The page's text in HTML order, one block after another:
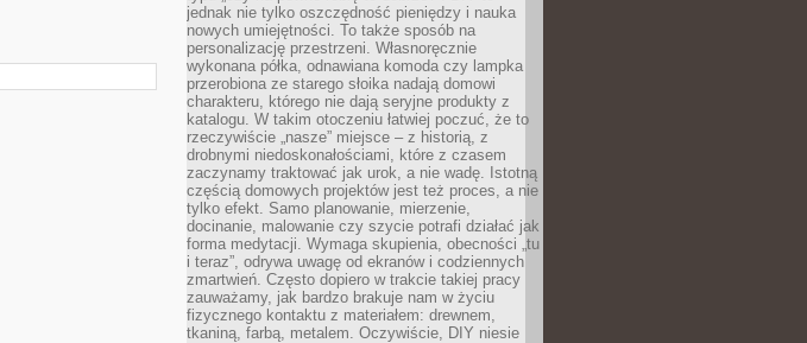
jednak nie tylko oszczędność pieniędzy i nauka
nowych umiejętności. To także sposób na
personalizację przestrzeni. Własnoręcznie
wykonana półka, odnawiana komoda czy lampka
przerobiona ze starego słoika nadają domowi
charakteru, którego nie dają seryjne produkty z
katalogu. W takim otoczeniu łatwiej poczuć, że to
rzeczywiście „nasze” miejsce – z historią, z
drobnymi niedoskonałościami, które z czasem
zaczynamy traktować jak urok, a nie wadę. Istotną
częścią domowych projektów jest też proces, a nie
tylko efekt. Samo planowanie, mierzenie,
docinanie, malowanie czy szycie potrafi działać jak
forma medytacji. Wymaga skupienia, obecności „tu
i teraz”, odrywa uwagę od ekranów i codziennych
zmartwień. Często dopiero w trakcie takiej pracy
zauważamy, jak bardzo brakuje nam w życiu
fizycznego kontaktu z materiałem: drewnem,
tkaniną, farbą, metalem. Oczywiście, DIY niesie